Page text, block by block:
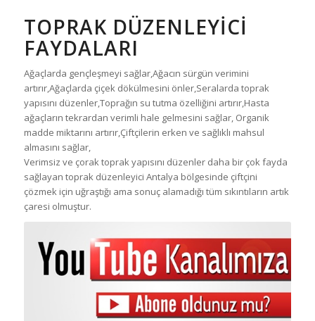
TOPRAK DÜZENLEYICI
FAYDALARI
Ağaçlarda gençleşmeyi sağlar,Ağacın sürgün verimini
artırır,Ağaçlarda çiçek dökülmesini önler,Seralarda toprak
yapısını düzenler,Toprağın su tutma özelliğini artırır,Hasta
ağaçların tekrardan verimli hale gelmesini sağlar, Organik
madde miktarını artırır,Çiftçilerin erken ve sağlıklı mahsul
almasını sağlar,
Verimsiz ve çorak toprak yapısını düzenler daha bir çok fayda
sağlayan toprak düzenleyici Antalya bölgesinde çiftçini
çözmek için uğraştığı ama sonuç alamadığı tüm sıkıntıların artık
çaresi olmuştur.